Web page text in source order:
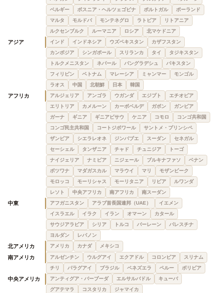
ベルギー
ボスニア・ヘルツェゴビナ ポルトガル
ポーランド
マルタ
モルドバ モンテネグロ ラトビア
リトアニア
ルクセンブルク
ルーマニア ロシア 北マケドニア
アジア インド インドネシア ウズベキスタン
カザフスタン
カンボジア
シンガポール スリランカ タイ
タジキスタン
トルクメニスタン
ネパール バングラデシュ
パキスタン
フィリピン
ベトナム マレーシア ミャンマー
モンゴル
ラオス
中国 北朝鮮 日本 韓国
アフリカ アルジェリア アンゴラ ウガンダ エジプト
エチオピア
エリトリア
カメルーン カーボベルデ ガボン
ガンビア
ガーナ
ギニア ギニアビサウ ケニア コモロ
コンゴ共和国
コンゴ民主共和国
コートジボワール
サントメ・プリンシペ
ザンビア
シエラレオネ ジンバブエ スーダン
セネガル
セーシェル
タンザニア チャド チュニジア
トーゴ
ナイジェリア
ナミビア ニジェール ブルキナファソ
ベナン
ボツワナ
マダガスカル マラウイ マリ
モザンビーク
モロッコ
モーリシャス モーリタニア リビア
ルワンダ
レソト
中央アフリカ 南アフリカ 南スーダン
中東 アフガニスタン アラブ首長国連邦（UAE）
イエメン
イスラエル
イラク イラン オマーン
カタール
サウジアラビア
シリア トルコ バーレーン
パレスチナ
ヨルダン
レバノン
北アメリカ アメリカ カナダ メキシコ
南アメリカ アルゼンチン ウルグアイ エクアドル コロンビア
スリナム
チリ
パラグアイ ブラジル ベネズエラ ペルー ボリビア
中央アメリカ アンティグア・バーブーダ エルサルバドル
キューバ
グアテマラ
コスタリカ ジャマイカ